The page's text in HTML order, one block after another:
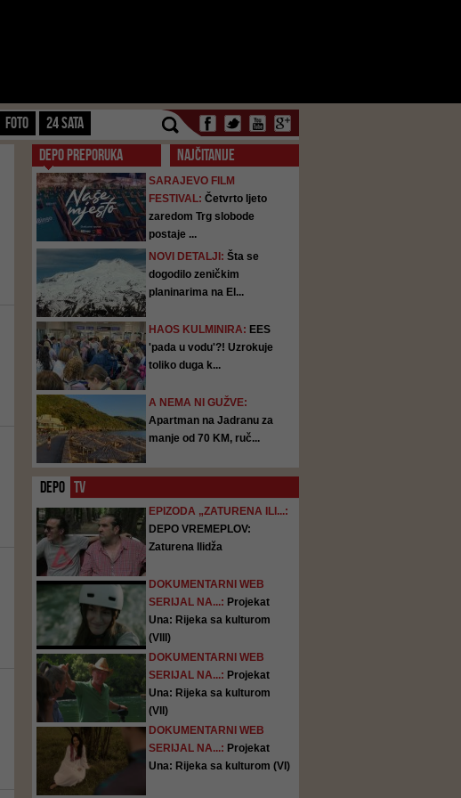
FOTO 24 SATA
DEPO PREPORUKA NAJČITANIJE
SARAJEVO FILM
FESTIVAL: Četvrto ljeto
zaredom Trg slobode
postaje ...
NOVI DETALJI: Šta se
dogodilo zeničkim
planinarima na El...
HAOS KULMINIRA: EES
'pada u vodu'?! Uzrokuje
toliko duga k...
A NEMA NI GUŽVE:
Apartman na Jadranu za
manje od 70 KM, ruč...
DEPO TV
EPIZODA „ZATURENA ILI...:
DEPO VREMEPLOV:
Zaturena Ilidža
DOKUMENTARNI WEB
SERIJAL NA...: Projekat
Una: Rijeka sa kulturom
(VIII)
DOKUMENTARNI WEB
SERIJAL NA...: Projekat
Una: Rijeka sa kulturom
(VII)
DOKUMENTARNI WEB
SERIJAL NA...: Projekat
Una: Rijeka sa kulturom (VI)